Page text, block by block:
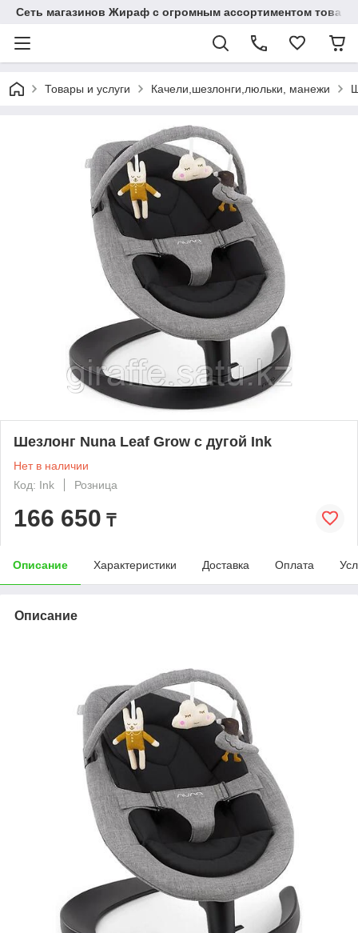
Сеть магазинов Жираф с огромным ассортиментом
Товары и услуги Качели,шезлонги,люльки, манежи
Шезлонг Nuna Leaf Grow с дугой Ink
Нет в наличии
Код: Ink
Розница
166 650 ₸
Описание Характеристики Доставка Оплата
Описание